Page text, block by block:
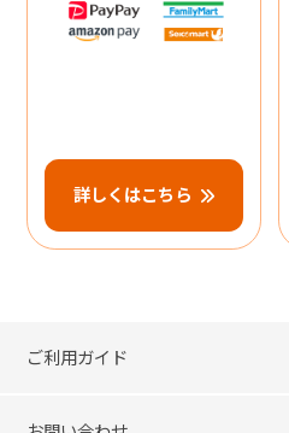
詳しくはこちら
ご利用ガイド